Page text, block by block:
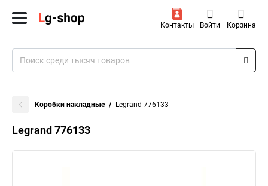
Контакты Войти Корзина
Коробки накладные Legrand 776133
Legrand 776133